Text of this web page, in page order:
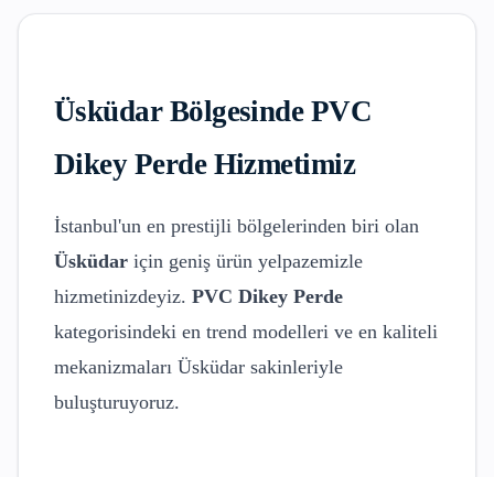
ÜsküdarBölgesinde PVC
Dikey PerdeHizmetimiz
İstanbul'un en prestijli bölgelerinden biri olan
Üsküdar için geniş ürün yelpazemizle
hizmetinizdeyiz. PVC Dikey Perde
kategorisindeki en trend modelleri ve en kaliteli
mekanizmaları Üsküdar sakinleriyle
buluşturuyoruz.